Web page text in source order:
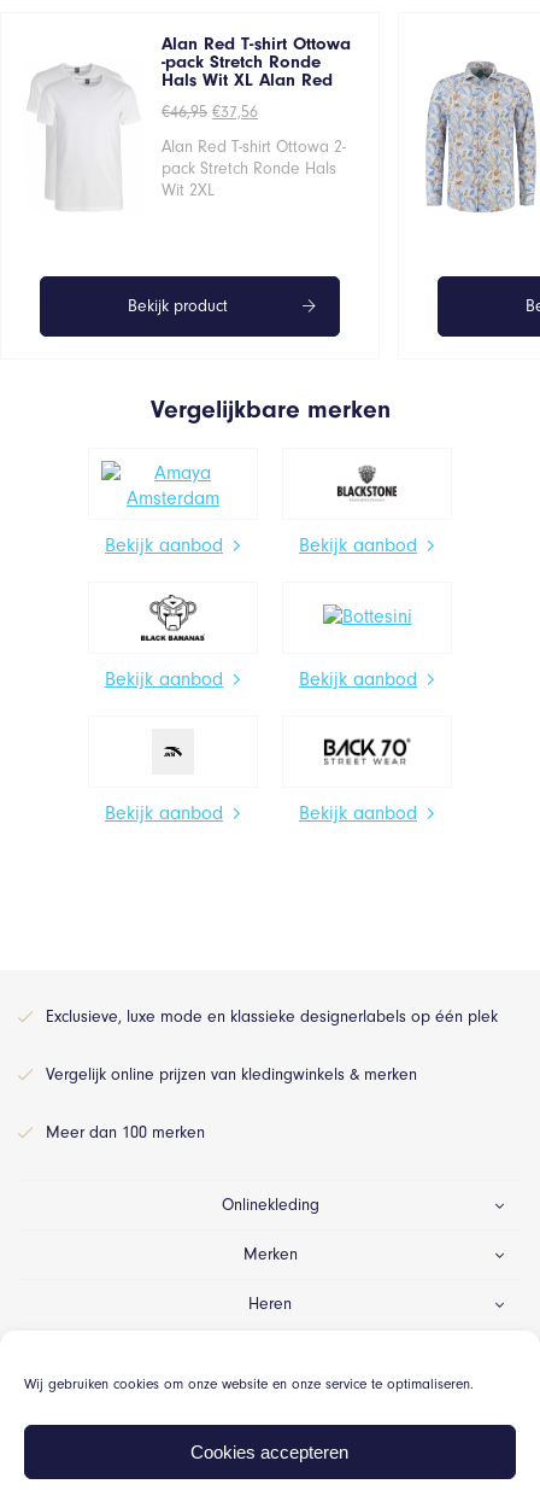
Wij gebruiken cookies om onze website en onze service te optimaliseren.
Cookies accepteren
Alan Red T-shirt Ottowa
-pack Stretch Ronde
Hals Wit XL Alan Red
€46,95 Oorspronkelijke
was:
€46,95.
€37,56Huidige
is:
€37,56.
Alan Red T-shirt Ottowa 2-
pack Stretch Ronde Hals
Wit 2XL
Bekijk product
Vergelijkbare merken
Bekijk aanbod Bekijk aanbod
Bekijk aanbod Bekijk aanbod
Bekijk aanbod Bekijk aanbod
Exclusieve, luxe mode en klassieke designerlabels op één plek
Vergelijk online prijzen van kledingwinkels & merken
Meer dan 100 merken
Onlinekleding
Merken
Heren